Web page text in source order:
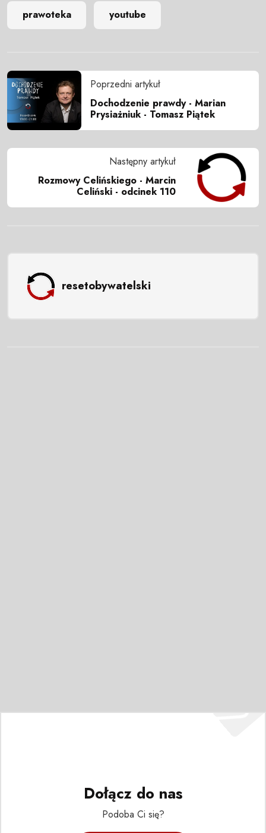
prawoteka youtube
Poprzedni artykuł
Dochodzenie prawdy - Marian
Prysiażniuk - Tomasz Piątek
Następny artykuł
Rozmowy Celińskiego - Marcin
Celiński - odcinek 110
resetobywatelski
Dołącz do nas
Podoba Ci się?